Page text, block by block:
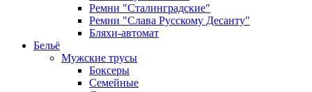
Ремни "Сталинградские"
Ремни "Слава Русскому Десанту"
Бляхи-автомат
Бельё
Мужские трусы
Боксеры
Семейные